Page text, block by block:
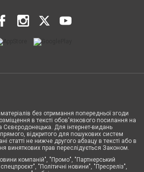
без отримання попередньої згоди
в тексті обов'язкового посилання на
Сєвєродонецька. Для інтернет-видань
відкритого для пошукових систем
статті не нижче другого абзацу в тексті або в
виняткових прав переслідується Законом.
компаній", "Промо", "Партнерський
"Політичні новини", "Пресреліз",